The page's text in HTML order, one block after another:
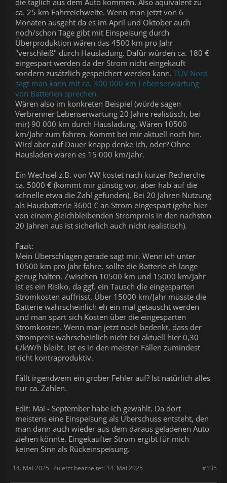
die täglich aus dem Auto kommen. Also äquivalent zu
ca. 25 km Fahrreichweite. Wenn man jetzt von 6
Monaten ausgeht da es im April und Oktober auch
noch/schon Tage gibt mit Einspeisung durch
Überproduktion wären das 4500 km pro Jahr
"verschleiß" durch Hausladung. Dafür würden ca. 180 €
eingespart werden da der Strom nicht eingekauft
sondern zusätzlich gespeichert werden kann. TÜV Nord
sagt man kann mit ca. 300 000 km Lebenserwartung
von Batterien sprechen.
Wären also im konkreten Beispiel (würde sagen
Verbrenner Lebenserwartung 20 Jahre realistisch, bei
mir) 90 000 km durch Hausladung. Wären 10500
km/Jahr zum fahren. Kommt bei mir aktuell noch hin.
Wird aber auf Dauer knapp denke ich, oder? Ohne
Hausladen wären es 15 000 km/Jahr.
Ein Wechsel z.B. von VW kostet nach kurzer Recherche
ca. 5000 € (kommt mir günstig vor, aber hab auf die
schnelle etwa die Zahl gefunden). Bei 20 Jahren Nutzung
als Hausbatterie 3600 € an Strom eingespart (gehe hier
von einem gleichbleibenden Strompreis in den nächsten
20 Jahren aus ist sicherlich auch nicht realistisch).
Fazit:
Mein Überschlagen gerade sagt mir. Wenn ich unter
10500 km pro Jahr fahre, sollte die Batterie eh lange
genug halten. Zwischen 10500 km und 15000 km/Jahr
ist es ein Risiko, da ggf. ein Tausch die eingesparten
Stromkosten auffrisst. Über 15000 km/Jahr müsste die
Batterie wahrscheinlich eh ein mal getauscht werden
und man spart sich Kosten über die eingesparten
Stromkosten. Wenn man jetzt noch bedenkt, dass der
Strompreis wahrscheinlich nicht bei aktuell hier 0,30
€/kW/h bleibt. Ist es in den meisten Fällen zumindest
nicht kontraproduktiv.
Fällt irgendwem ein grober Fehler auf? Ist natürlich alles
nur ca. Zahlen.
Edit: Mai - September habe ich gewählt. Da dort
meistens eine Einspeisung als Überschuss entsteht, den
man dann auch wieder aus dem daraus geladenen Auto
ziehen könnte. Eingekaufter Strom ergibt für mich
keinen Sinn als Rückeinspeisung.
#135
14. Mai 2025 Zuletzt bearbeitet: 14. Mai 2025